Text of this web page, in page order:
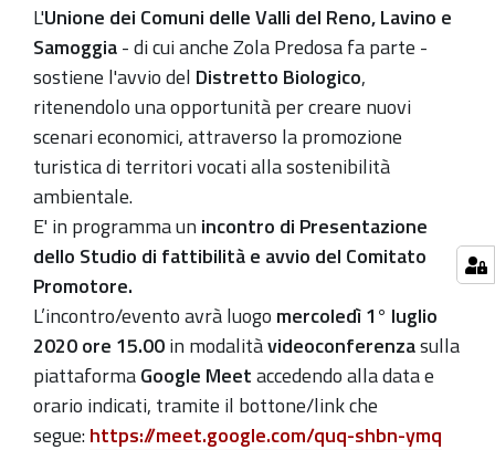
luglio,
incontro
in
videoconferenza
2020-
07-
01T15:00:00+02:00
2020-
07-
01T17:30:00+02:00
Presentazione
dello
Studio
di
L'Unione dei Comuni delle Valli del Reno, Lavino e
Samoggia- di cui anche Zola Predosa fa parte -
sostiene l'avvio del Distretto Biologico,
ritenendolo una opportunità per creare nuovi
scenari economici, attraverso la promozione
turistica di territori vocati alla sostenibilità
ambientale.
E' in programma un incontro di Presentazione
dello Studio di fattibilità e avvio del Comitato
Promotore.
L’incontro/evento avrà luogo mercoledì 1° luglio
2020 ore 15.00in modalitàvideoconferenzasulla
piattaformaGoogle Meetaccedendoalla data e
orario indicati, tramite il bottone/link che
segue:https://meet.google.com/quq-shbn-ymq